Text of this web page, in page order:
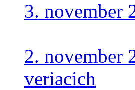
3. november
2. november
veriacich